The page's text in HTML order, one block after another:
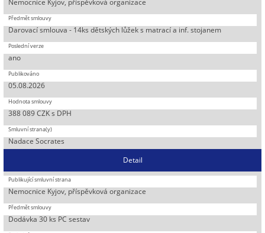
Darovací smlouva - 14ks dětských lůžek s matrací a inf. stojanem
ano
05.08.2026
388 089 CZK s DPH
Nadace Socrates
Detail
Nemocnice Kyjov, příspěvková organizace
Dodávka 30 ks PC sestav